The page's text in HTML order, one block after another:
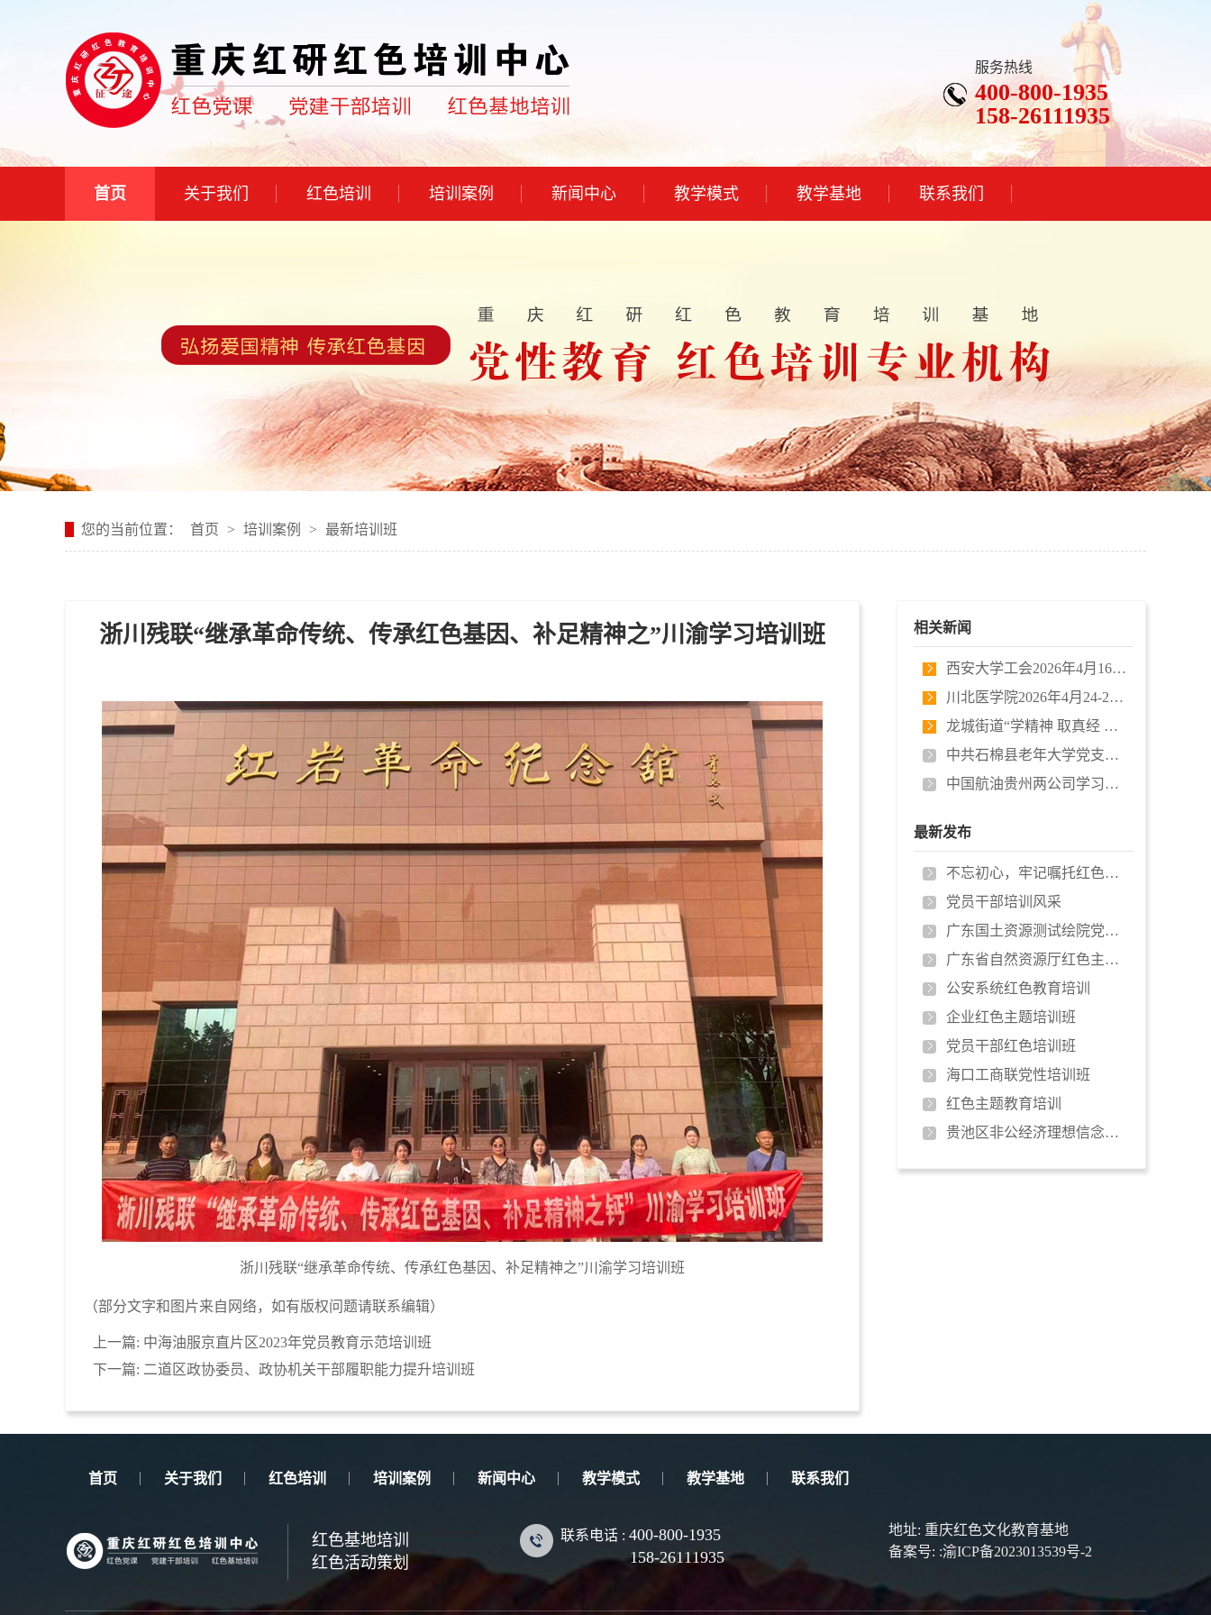
服务热线
400-800-1935
158-26111935
首页 关于我们 红色培训 培训案例 新闻中心 教学模式 教学基地 联系我们
您的当前位置： 首页 > 培训案例 > 最新培训班
浙川残联“继承革命传统、传承红色基因、补足精神之”川渝学习培训班
浙川残联“继承革命传统、传承红色基因、补足精神之”川渝学习培训班
（部分文字和图片来自网络，如有版权问题请联系编辑）
上一篇: 中海油服京直片区2023年党员教育示范培训班
下一篇: 二道区政协委员、政协机关干部履职能力提升培训班
相关新闻
西安大学工会2026年4月16-19日四川…
川北医学院2026年4月24-25日培训开…
龙城街道“学精神 取真经 闯新路 …
中共石棉县老年大学党支部 “矢志…
中国航油贵州两公司学习贯彻习近平…
最新发布
不忘初心，牢记嘱托红色培训
党员干部培训风采
广东国土资源测试绘院党性教育培训…
广东省自然资源厅红色主题教育培训…
公安系统红色教育培训
企业红色主题培训班
党员干部红色培训班
海口工商联党性培训班
红色主题教育培训
贵池区非公经济理想信念培训班
首页 关于我们 红色培训 培训案例 新闻中心 教学模式 教学基地 联系我们
红色基地培训
红色活动策划
联系电话 : 400-800-1935
158-26111935
地址: 重庆红色文化教育基地
备案号: :渝ICP备2023013539号-2